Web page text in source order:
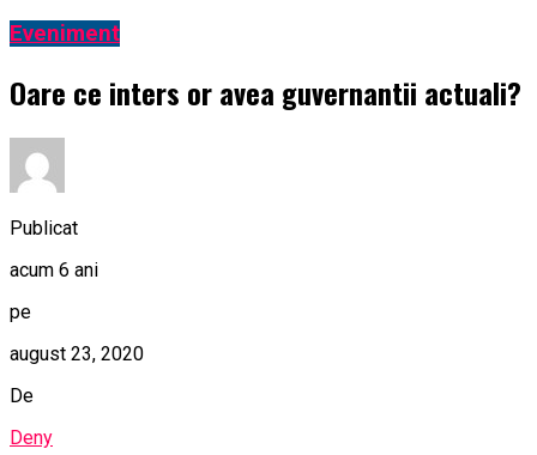
Eveniment
Oare ce inters or avea guvernantii actuali?
Publicat
acum 6 ani
pe
august 23, 2020
De
Deny